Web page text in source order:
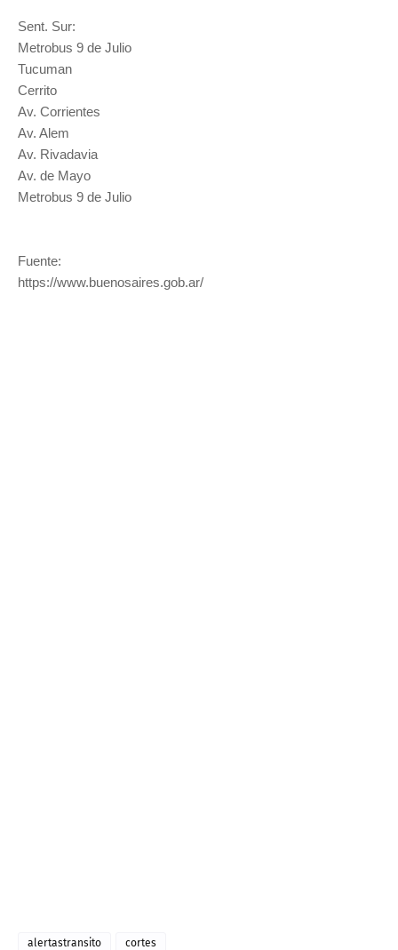
Sent. Sur:
Metrobus 9 de Julio
Tucuman
Cerrito
Av. Corrientes
Av. Alem
Av. Rivadavia
Av. de Mayo
Metrobus 9 de Julio
Fuente:
https://www.buenosaires.gob.ar/
alertastransito cortes